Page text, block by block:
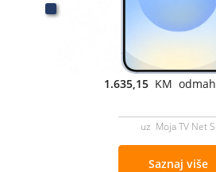
1.635,15 KM odmah
uz Moja TV Net S
Saznaj više